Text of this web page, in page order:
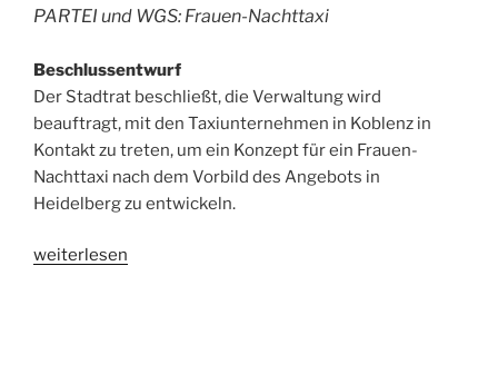
PARTEI und WGS: Frauen-Nachttaxi
Beschlussentwurf
Der Stadtrat beschließt, die Verwaltung wird
beauftragt, mit den Taxiunternehmen in Koblenz in
Kontakt zu treten, um ein Konzept für ein Frauen-
Nachttaxi nach dem Vorbild des Angebots in
Heidelberg zu entwickeln.
„Antrag:
weiterlesen